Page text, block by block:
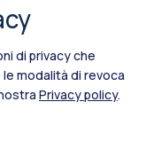
di privacy che
modalità di revoca
Privacy policy.